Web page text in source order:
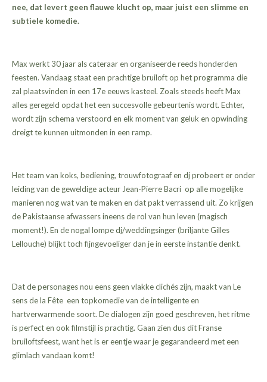
nee, dat levert geen flauwe klucht op, maar juist een slimme en
subtiele komedie.
Max werkt 30 jaar als cateraar en organiseerde reeds honderden
feesten. Vandaag staat een prachtige bruiloft op het programma die
zal plaatsvinden in een 17e eeuws kasteel. Zoals steeds heeft Max
alles geregeld opdat het een succesvolle gebeurtenis wordt. Echter,
wordt zijn schema verstoord en elk moment van geluk en opwinding
dreigt te kunnen uitmonden in een ramp.
Het team van koks, bediening, trouwfotograaf en dj probeert er onder
leiding van de geweldige acteur Jean-Pierre Bacri op alle mogelijke
manieren nog wat van te maken en dat pakt verrassend uit. Zo krijgen
de Pakistaanse afwassers ineens de rol van hun leven (magisch
moment!). En de nogal lompe dj/weddingsinger (briljante Gilles
Lellouche) blijkt toch fijngevoeliger dan je in eerste instantie denkt.
Dat de personages nou eens geen vlakke clichés zijn, maakt van Le
sens de la Fête een topkomedie van de intelligente en
hartverwarmende soort. De dialogen zijn goed geschreven, het ritme
is perfect en ook filmstijl is prachtig. Gaan zien dus dit Franse
bruiloftsfeest, want het is er eentje waar je gegarandeerd met een
glimlach vandaan komt!